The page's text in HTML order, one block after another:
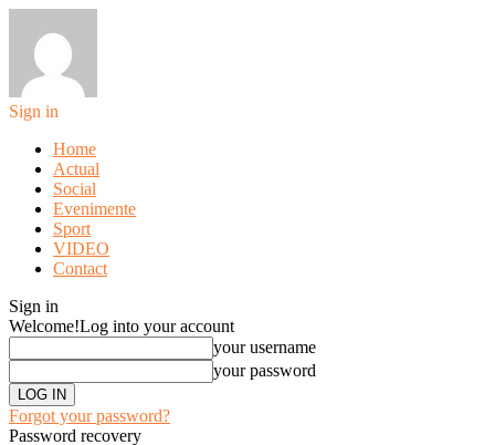
Sign in
Home
Actual
Social
Evenimente
Sport
VIDEO
Contact
Sign in
Welcome!Log into your account
your username
your password
Forgot your password?
Password recovery